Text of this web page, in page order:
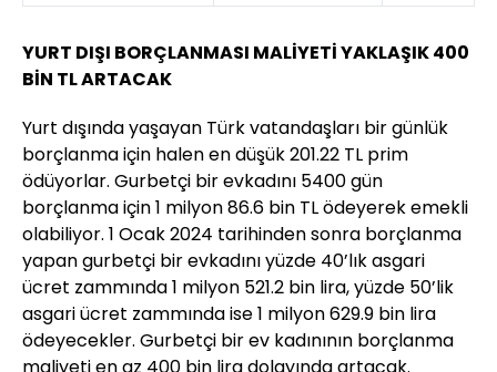
YURT DIŞI BORÇLANMASI MALİYETİ YAKLAŞIK 400
BİN TL ARTACAK
Yurt dışında yaşayan Türk vatandaşları bir günlük
borçlanma için halen en düşük 201.22 TL prim
ödüyorlar. Gurbetçi bir evkadını 5400 gün
borçlanma için 1 milyon 86.6 bin TL ödeyerek emekli
olabiliyor. 1 Ocak 2024 tarihinden sonra borçlanma
yapan gurbetçi bir evkadını yüzde 40’lık asgari
ücret zammında 1 milyon 521.2 bin lira, yüzde 50’lik
asgari ücret zammında ise 1 milyon 629.9 bin lira
ödeyecekler. Gurbetçi bir ev kadınının borçlanma